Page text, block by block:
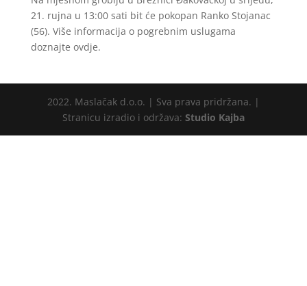
21. rujna u 13:00 sati bit će pokopan Ranko Stojanac
(56). Više informacija o pogrebnim uslugama
doznajte ovdje.
2022. Maslačak d.o.o. | Sva prava pridržana. |
Stranicu izradio i održava: Studio Kajba